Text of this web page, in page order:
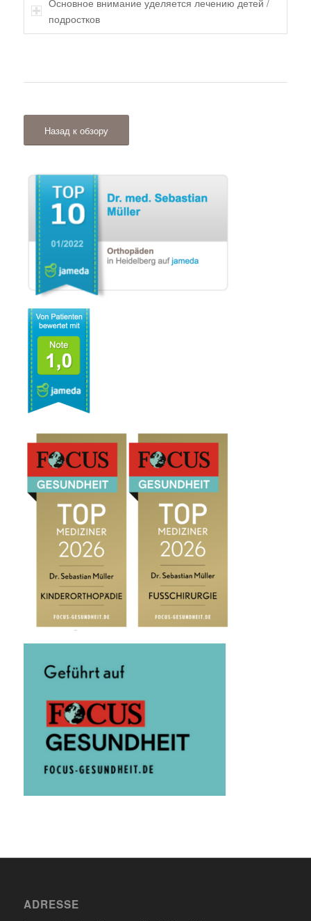
подростков
Назад к обзору
ADRESSE